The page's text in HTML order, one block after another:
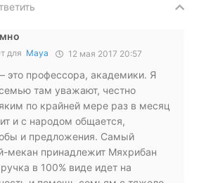
для Maya 12 мая 2017 20:57
это профессора, академики. Я
там уважают, честно
по крайней мере раз в месяц
и с народом общается,
и предложения. Самый
мекан принадлежит Мяхрибан
в 100% виде идет на